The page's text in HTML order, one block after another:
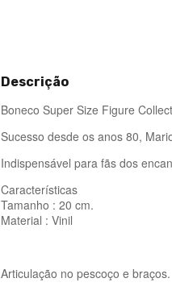
Descrição
Boneco Super Size Figure
Sucesso desde os anos 80,
Indispensável para fãs dos
Características
Tamanho : 20 cm.
Material : Vinil
Articulação no pescoço e braços.